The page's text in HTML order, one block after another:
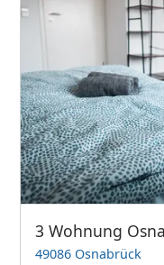
3 Wohnung
49086 Osnabrück